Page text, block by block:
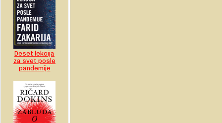
Deset lekcija
za svet posle
pandemije